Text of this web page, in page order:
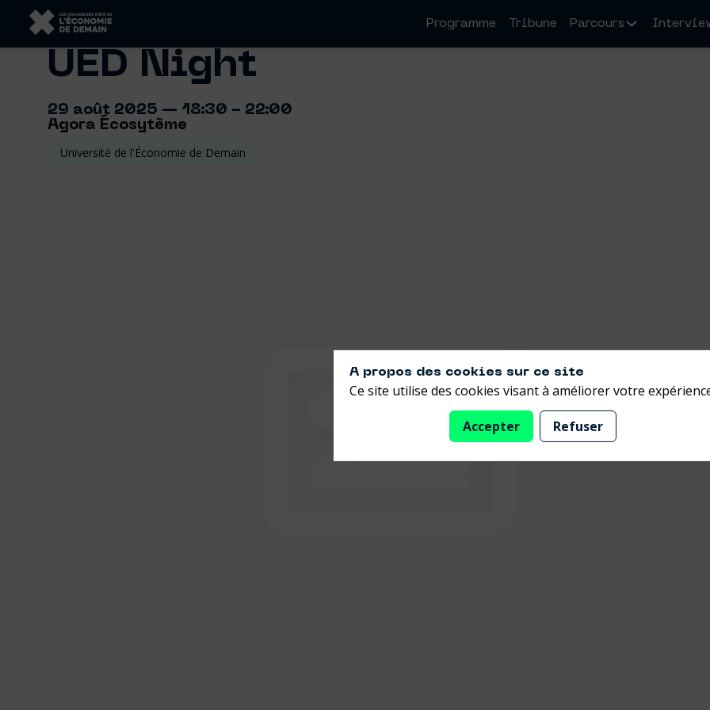
Programme Tribune Parcours
UED Night
29 août 2025 — 18:30 - 22:00
Agora Écosytème
Université de l'Économie de Demain
A propos des cookies sur ce site
Ce site utilise des cookies visant à améliorer votre
Accepter Refuser